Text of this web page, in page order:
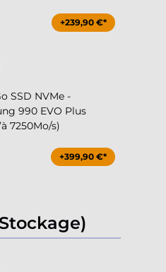
+239,90 €*
SSD NVMe -
990 EVO Plus
7250Mo/s)
+399,90 €*